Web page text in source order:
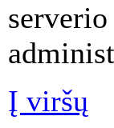
Į viršų